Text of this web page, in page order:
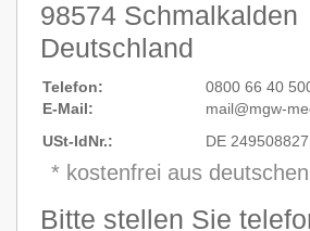
98574 Schmalkalden
Deutschland
Telefon:
0800 66 40
E-Mail:
mail@mgw-
USt-IdNr.:
DE 249508827
* kostenfrei aus
Bitte stellen Sie